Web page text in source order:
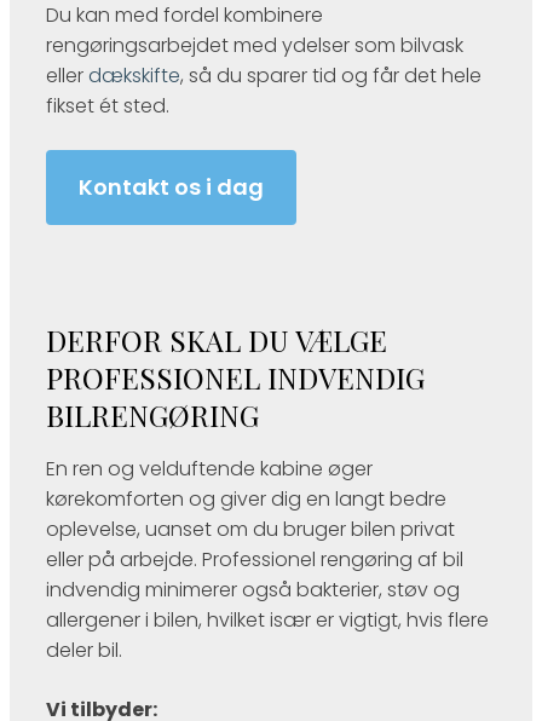
Du kan med fordel kombinere
rengøringsarbejdet med ydelser som bilvask
ellerdækskifte, så du sparer tid og får det hele
fikset ét sted.
Kontakt os i dag
DERFOR SKAL DU VÆLGE
PROFESSIONEL INDVENDIG
BILRENGØRING
En ren og velduftende kabine øger
kørekomforten og giver dig en langt bedre
oplevelse, uanset om du bruger bilen privat
eller på arbejde. Professionel rengøring af bil
indvendig minimerer også bakterier, støv og
allergener i bilen, hvilket især er vigtigt, hvis flere
deler bil.
Vi tilbyder: